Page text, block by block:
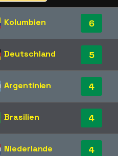
Kolumbien 6
Deutschland 5
Argentinien 4
Brasilien 4
Niederlande 4